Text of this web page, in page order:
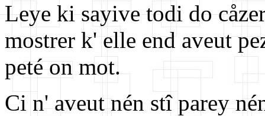
Leye ki sayive todi do
mostrer k' elle end aveut
peté on mot.
Ci n' aveut nén stî parey